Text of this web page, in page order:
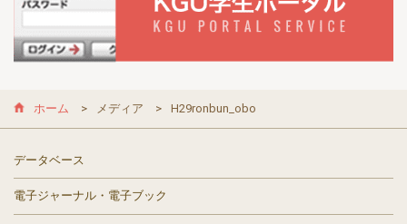
ホーム メディア H29ronbun_obo
データベース
電子ジャーナル・電子ブック